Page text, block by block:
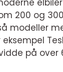
200 og
modeller
på over